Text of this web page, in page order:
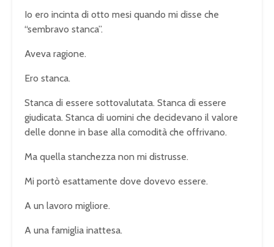
Io ero incinta di otto mesi quando mi disse che
“sembravo stanca”.
Aveva ragione.
Ero stanca.
Stanca di essere sottovalutata. Stanca di essere
giudicata. Stanca di uomini che decidevano il valore
delle donne in base alla comodità che offrivano.
Ma quella stanchezza non mi distrusse.
Mi portò esattamente dove dovevo essere.
A un lavoro migliore.
A una famiglia inattesa.